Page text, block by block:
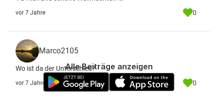
vor 7 Jahre 0
Marco2105
Wo ist da der Unterschied?
vor 7 Jahre 0
Alle Beiträge anzeigen